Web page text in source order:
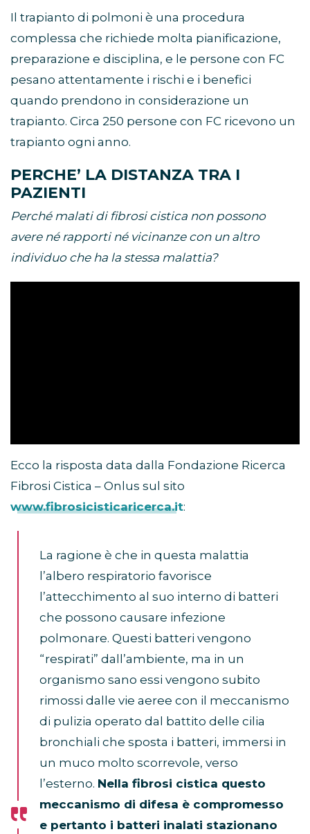
Il trapianto di polmoni è una procedura
complessa che richiede molta pianificazione,
preparazione e disciplina, e le persone con FC
pesano attentamente i rischi e i benefici
quando prendono in considerazione un
trapianto. Circa 250 persone con FC ricevono un
trapianto ogni anno.
PERCHE’ LA DISTANZA TRA I
PAZIENTI
Perché malati di fibrosi cistica non possono
avere né rapporti né vicinanze con un altro
individuo che ha la stessa malattia?
Ecco la risposta data dalla Fondazione Ricerca
Fibrosi Cistica – Onlus sul sito
www.fibrosicisticaricerca.it:
La ragione è che in questa malattia
l’albero respiratorio favorisce
l’attecchimento al suo interno di batteri
che possono causare infezione
polmonare. Questi batteri vengono
“respirati” dall’ambiente, ma in un
organismo sano essi vengono subito
rimossi dalle vie aeree con il meccanismo
di pulizia operato dal battito delle cilia
bronchiali che sposta i batteri, immersi in
un muco molto scorrevole, verso
l’esterno. Nella fibrosi cistica questo
meccanismo di difesa è compromesso
e pertanto i batteri inalati stazionano